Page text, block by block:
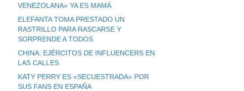
VENEZOLANA» YA ES MAMÁ
ELEFANTA TOMA PRESTADO UN
RASTRILLO PARA RASCARSE Y
SORPRENDE A TODOS
CHINA: EJÉRCITOS DE INFLUENCERS EN
LAS CALLES
KATY PERRY ES «SECUESTRADA» POR
SUS FANS EN ESPAÑA